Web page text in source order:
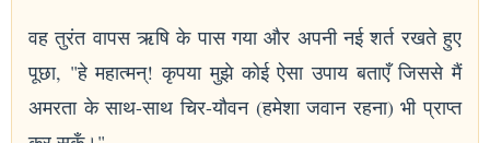
वह तुरंत वापस ऋषि के पास गया और अपनी नई शर्त रखते हुए
पूछा, "हे महात्मन्! कृपया मुझे कोई ऐसा उपाय बताएँ जिससे मैं
अमरता के साथ-साथ चिर-यौवन (हमेशा जवान रहना) भी प्राप्त